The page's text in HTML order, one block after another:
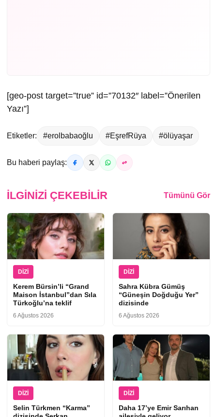
[geo-post target=”true” id=”70132″ label=”Önerilen
Yazı”]
Etiketler: #erolbabaoğlu #EşrefRüya #ölüyaşar
Bu haberi paylaş:
İLGINIZI ÇEKEBILIR Tümünü Gör
DIZI
Kerem Bürsin’li “Grand
Maison İstanbul”dan Sıla
Türkoğlu’na teklif
6 Ağustos 2026
DIZI
Sahra Kübra Gümüş
“Güneşin Doğduğu Yer”
dizisinde
6 Ağustos 2026
DIZI
Selin Türkmen “Karma”
DIZI
Daha 17’ye Emir Sarıhan